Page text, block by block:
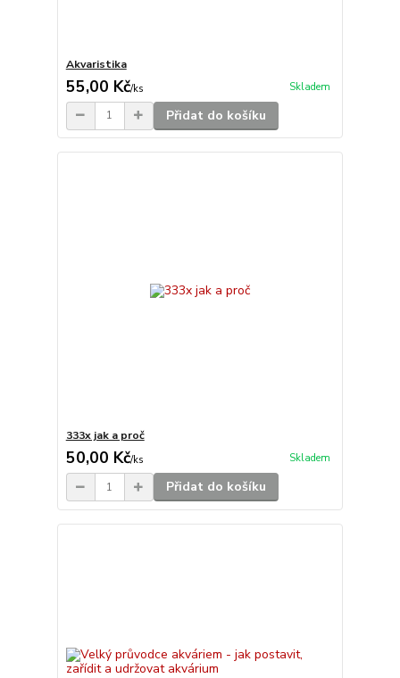
Akvaristika
55,00 Kč/ks Skladem
Přidat do košíku
333x jak a proč
50,00 Kč/ks Skladem
Přidat do košíku